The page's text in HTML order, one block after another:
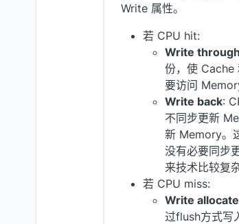
Write 属性。
若 CPU hit:
Write through
份，使 Cache
要访问
Write back:
不同步更新
新 Memory。
没有必要同步
来技术比较复杂
若 CPU miss:
Write allocate
过flush方式写